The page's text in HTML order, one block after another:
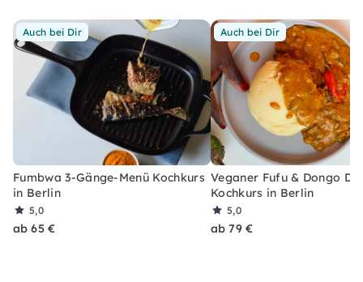
Auch bei Dir
Fumbwa 3-Gänge-Menü Kochkurs
in Berlin
5,0
ab 65 €
Auch bei Dir
Veganer Fufu & Dongo
Kochkurs in Berlin
5,0
ab 79 €